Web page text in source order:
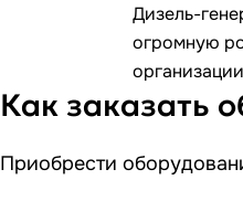
Дизель-
огромную
Как заказать
Приобрести